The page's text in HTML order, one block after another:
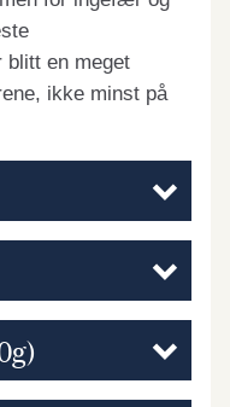
en meget
ikke minst på